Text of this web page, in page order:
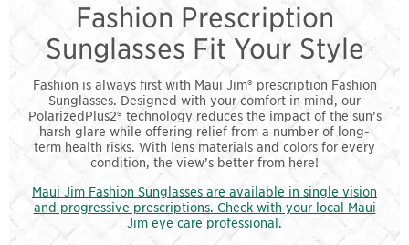
Fashion Prescription
Sunglasses Fit Your Style
Fashion is always first with Maui Jim® prescription Fashion
Sunglasses. Designed with your comfort in mind, our
PolarizedPlus2® technology reduces the impact of the sun’s
harsh glare while offering relief from a number of long-
term health risks. With lens materials and colors for every
condition, the view’s better from here!
Maui Jim Fashion Sunglasses are available in single vision
and progressive prescriptions. Check with your local Maui
Jim eye care professional.